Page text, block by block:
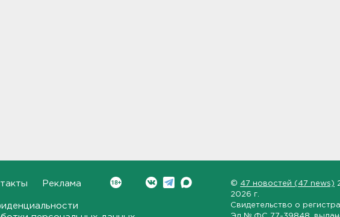
Реклама © 47 новостей (47 news)
2026 г.
Свидетельство о